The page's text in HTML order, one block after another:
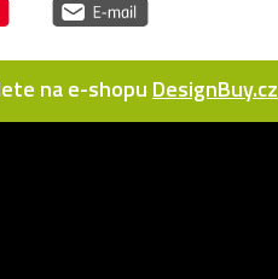
na e-shopu DesignBuy.cz